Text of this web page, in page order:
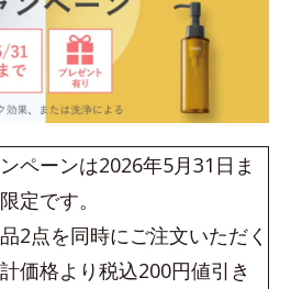
ペーンは2026年5月31日ま
定です。
2点を同時にご注文いただく
価格より税込200円値引き